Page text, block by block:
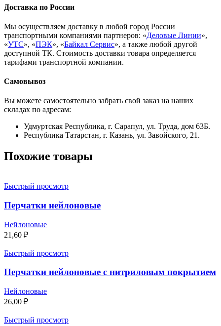
Доставка по России
Мы осуществляем доставку в любой город России
транспортными компаниями партнеров: «Деловые Линии»,
«УТС», «ПЭК», «Байкал Сервис», а также любой другой
доступной ТК. Стоимость доставки товара определяется
тарифами транспортной компании.
Самовывоз
Вы можете самостоятельно забрать свой заказ на наших
складах по адресам:
Удмуртская Республика, г. Сарапул, ул. Труда, дом 63Б.
Республика Татарстан, г. Казань, ул. Завойского, 21.
Похожие товары
Быстрый просмотр
Перчатки нейлоновые
Нейлоновые
21,60 ₽
Быстрый просмотр
Перчатки нейлоновые с нитриловым покрытием
Нейлоновые
26,00 ₽
Быстрый просмотр